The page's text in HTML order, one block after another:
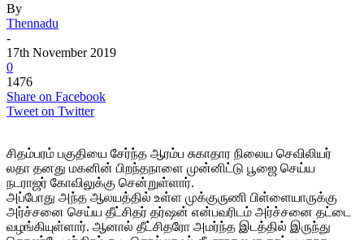
By
Thennadu
-
17th November 2019
0
1476
Share on Facebook
Tweet on Twitter
சிதம்பரம் பகுதியை சேர்ந்த ஆரம்ப சுகாதார நிலைய செவிலியர்
லதா தனது மகனின் பிறந்தநாளை முன்னிட்டு பூஜை செய்ய
நடராஜர் கோவிலுக்கு சென்றுள்ளார்.
அப்போது அந்த ஆலயத்தில் உள்ள முக்குருணி பிள்ளையாருக்கு
அர்ச்சனை செய்ய தீட்சிதர் தர்ஷன் என்பவரிடம் அர்ச்சனை தட்டை
வழங்கியுள்ளார். ஆனால் தீட்சிதரோ அமர்ந்த இடத்தில் இருந்து